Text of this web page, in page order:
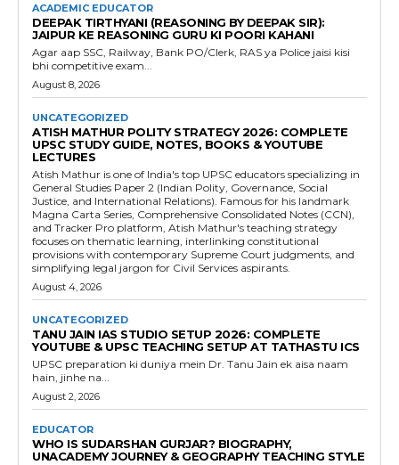
ACADEMIC EDUCATOR
DEEPAK TIRTHYANI (REASONING BY DEEPAK SIR):
JAIPUR KE REASONING GURU KI POORI KAHANI
Agar aap SSC, Railway, Bank PO/Clerk, RAS ya Police jaisi kisi
bhi competitive exam...
August 8, 2026
UNCATEGORIZED
ATISH MATHUR POLITY STRATEGY 2026: COMPLETE
UPSC STUDY GUIDE, NOTES, BOOKS & YOUTUBE
LECTURES
Atish Mathur is one of India's top UPSC educators specializing in
General Studies Paper 2 (Indian Polity, Governance, Social
Justice, and International Relations). Famous for his landmark
Magna Carta Series, Comprehensive Consolidated Notes (CCN),
and Tracker Pro platform, Atish Mathur's teaching strategy
focuses on thematic learning, interlinking constitutional
provisions with contemporary Supreme Court judgments, and
simplifying legal jargon for Civil Services aspirants.
August 4, 2026
UNCATEGORIZED
TANU JAIN IAS STUDIO SETUP 2026: COMPLETE
YOUTUBE & UPSC TEACHING SETUP AT TATHASTU ICS
UPSC preparation ki duniya mein Dr. Tanu Jain ek aisa naam
hain, jinhe na...
August 2, 2026
EDUCATOR
WHO IS SUDARSHAN GURJAR? BIOGRAPHY,
UNACADEMY JOURNEY & GEOGRAPHY TEACHING STYLE